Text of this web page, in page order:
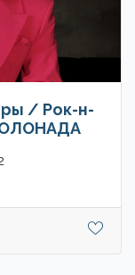
/ Рок-н-